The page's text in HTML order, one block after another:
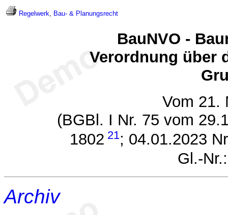
Regelwerk, Bau- & Planungsrecht
BauNVO -
Verordnung über
Vom 21.
(BGBl. I Nr. 75 vom
1802 21; 04.01.2023
Gl.-
Archiv